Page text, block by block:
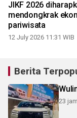
JIKF 2026
mendongkrak
pariwisata
12 July 2026 11:31 WIB
Berita
23